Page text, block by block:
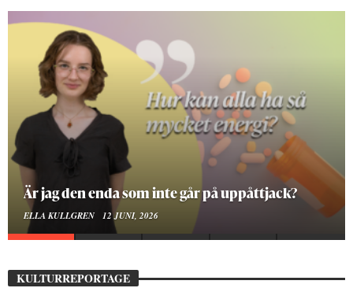
På stadsbiblioteket hittar jag det mänskliga
MOA LINDROTH 10 JUNI, 2026
KULTURREPORTAGE